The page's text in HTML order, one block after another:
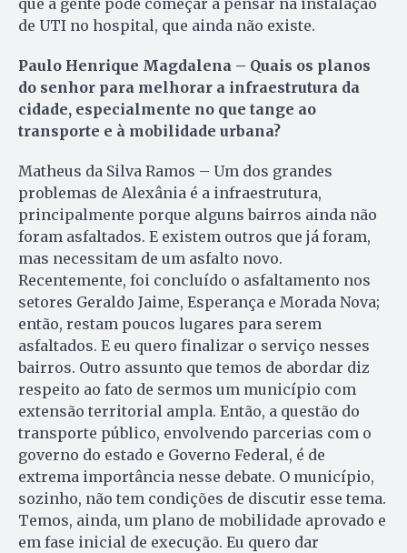
de UTI no hospital, que ainda não existe.
Paulo Henrique Magdalena – Quais os planos
do senhor para melhorar a infraestrutura da
cidade, especialmente no que tange ao
transporte e à mobilidade urbana?
Matheus da Silva Ramos – Um dos grandes
problemas de Alexânia é a infraestrutura,
principalmente porque alguns bairros ainda não
foram asfaltados. E existem outros que já foram,
mas necessitam de um asfalto novo.
Recentemente, foi concluído o asfaltamento nos
setores Geraldo Jaime, Esperança e Morada Nova;
então, restam poucos lugares para serem
asfaltados. E eu quero finalizar o serviço nesses
bairros. Outro assunto que temos de abordar diz
respeito ao fato de sermos um município com
extensão territorial ampla. Então, a questão do
transporte público, envolvendo parcerias com o
governo do estado e Governo Federal, é de
extrema importância nesse debate. O município,
sozinho, não tem condições de discutir esse tema.
Temos, ainda, um plano de mobilidade aprovado e
em fase inicial de execução. Eu quero dar